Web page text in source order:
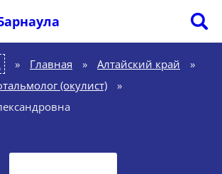
Главная » Алтайский край
»
(окулист)
»